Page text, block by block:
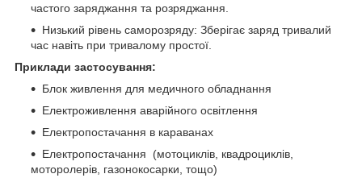
частого заряджання та розряджання.
Низький рівень саморозряду: Зберігає заряд тривалий
час навіть при тривалому простої.
Приклади застосування:
Блок живлення для медичного обладнання
Електроживлення аварійного освітлення
Електропостачання в караванах
Електропостачання (мотоциклів, квадроциклів,
моторолерів, газонокосарки, тощо)